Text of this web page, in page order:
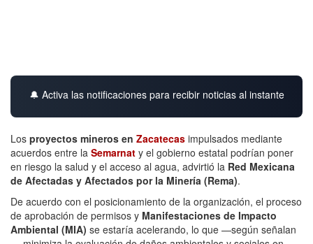
🔔 Activa las notificaciones para recibir noticias al instante
Los proyectos mineros en Zacatecas impulsados mediante
acuerdos entre la Semarnat y el gobierno estatal podrían poner
en riesgo la salud y el acceso al agua, advirtió la Red Mexicana
de Afectadas y Afectados por la Minería (Rema).
De acuerdo con el posicionamiento de la organización, el proceso
de aprobación de permisos y Manifestaciones de Impacto
Ambiental (MIA) se estaría acelerando, lo que —según señalan